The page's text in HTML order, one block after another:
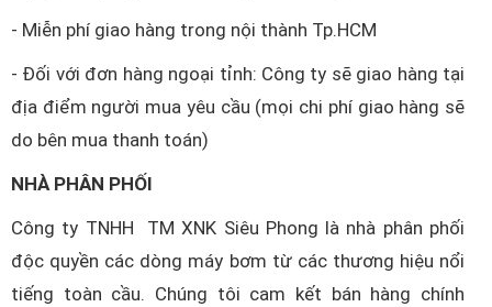
- Miễn phí giao hàng trong nội thành Tp.HCM
- Đối với đơn hàng ngoại tỉnh: Công ty sẽ giao hàng tại
địa điểm người mua yêu cầu (mọi chi phí giao hàng sẽ
do bên mua thanh toán)
NHÀ PHÂN PHỐI
Công ty TNHH TM XNK Siêu Phong là nhà phân phối
độc quyền các dòng máy bơm từ các thương hiệu nổi
tiếng toàn cầu. Chúng tôi cam kết bán hàng chính